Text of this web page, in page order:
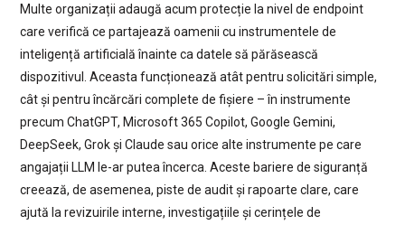
Multe organizații adaugă acum protecție la nivel de endpoint
care verifică ce partajează oamenii cu instrumentele de
inteligență artificială înainte ca datele să părăsească
dispozitivul. Aceasta funcționează atât pentru solicitări simple,
cât și pentru încărcări complete de fișiere – în instrumente
precum ChatGPT, Microsoft 365 Copilot, Google Gemini,
DeepSeek, Grok și Claude sau orice alte instrumente pe care
angajații LLM le-ar putea încerca. Aceste bariere de siguranță
creează, de asemenea, piste de audit și rapoarte clare, care
ajută la revizuirile interne, investigațiile și cerințele de